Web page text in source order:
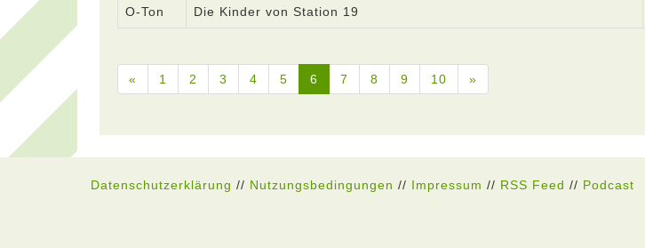
O-Ton Die Kinder von Station 19
« 1 2 3 4 5 6 7 8 9 10 »
Datenschutzerklärung // Nutzungsbedingungen // Impressum // RSS Feed // Podcast